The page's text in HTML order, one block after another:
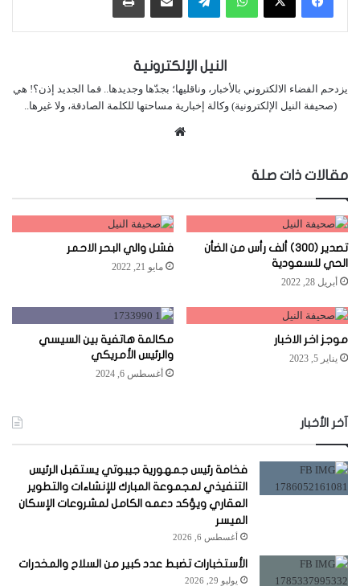
النيل الإلكترونية
يزدحم الفضاء الالكتروني بالأخبار، وناقليها؛ بجدّها وجديدها.. فما الجديد إذن؟! هي
(صحيفة النيل الإلكترونية) وكالة إخبارية مساحتها للكلمة الصادقة، ولا غيرها..
مقالات ذات صلة
تصدير (٣٠٠) ألف رأس من الضأن
الحي للسعودية
أبريل 28, 2022
فشل والي البحر الاحمر
مايو 21, 2022
موجز اخر الاخبار
يناير 5, 2023
مكالمة هاتفية بين السيسي
والرئيس الأمريكي
أغسطس 6, 2024
آخر الأخبار
فخامة رئيس جمهورية جيبوتي يستقبل الرئيس
التنفيذي لمجموعة المبارك للإنشاءات والتطوير
العقاري ويؤكد دعمه الكامل لمشروعات الإسكان
الميسر
أغسطس 6, 2026
الأستخبارات تضبط عدد كبير من السلاح والمخدرات
يوليو 29, 2026